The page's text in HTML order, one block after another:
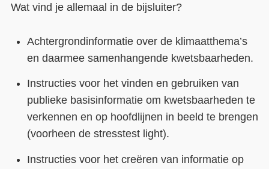
Wat vind je allemaal in de bijsluiter?
Achtergrondinformatie over de klimaatthema’s
en daarmee samenhangende kwetsbaarheden.
Instructies voor het vinden en gebruiken van
publieke basisinformatie om kwetsbaarheden te
verkennen en op hoofdlijnen in beeld te brengen
(voorheen de stresstest light).
Instructies voor het creëren van informatie op